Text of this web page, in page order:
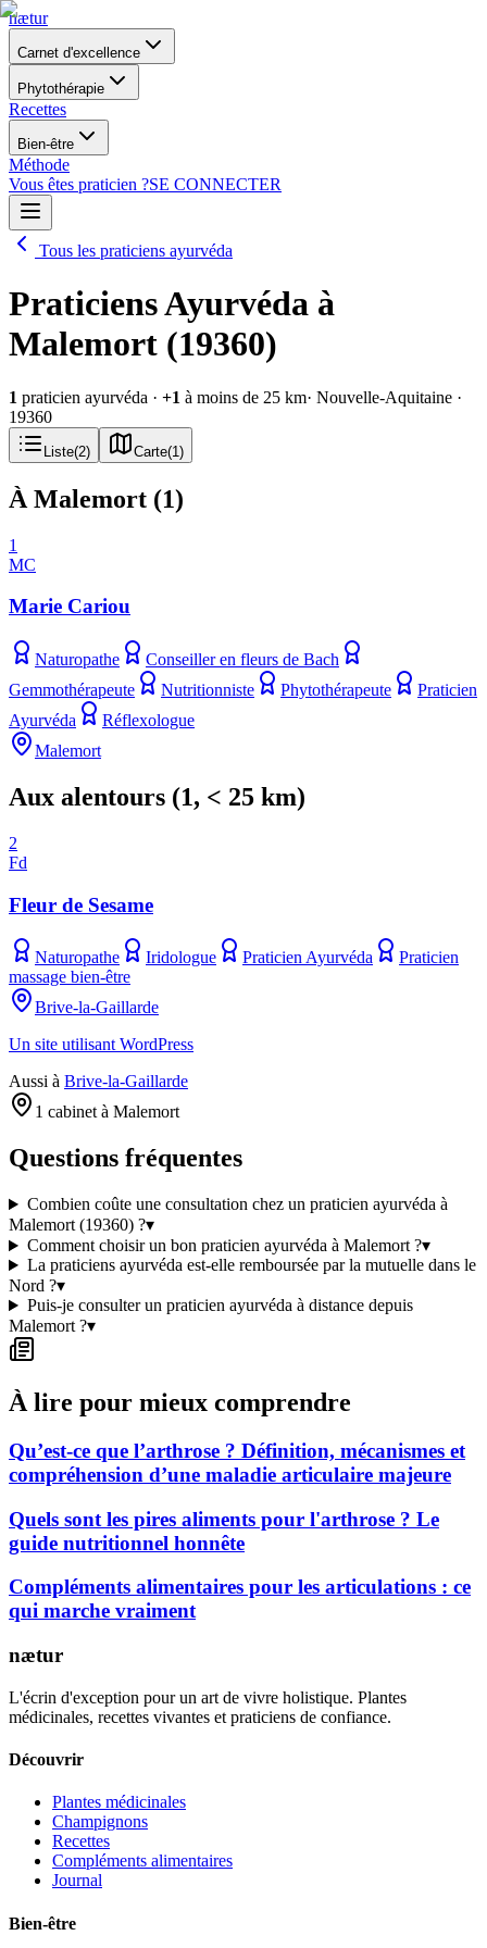
nætur
Carnet d'excellence
Phytothérapie
Recettes
Bien-être
Méthode
Vous êtes praticien ?SE CONNECTER
Tous les praticiens ayurvéda
Praticiens Ayurvéda à
Malemort (19360)
1 praticien ayurvéda · +1 à moins de 25 km· Nouvelle-Aquitaine ·
19360
Liste(2) Carte(1 )
À Malemort (1)
1
MC
Marie Cariou
Naturopathe
Conseiller en fleurs de Bach
Gemmothérapeute
Nutritionniste Phytothérapeute
Praticien
Ayurvéda
Réflexologue
Malemort
Aux alentours (1, < 25 km)
2
Fd
Fleur de Sesame
Naturopathe Iridologue Praticien Ayurvéda
Praticien
massage bien-être
Brive-la-Gaillarde
Un site utilisant WordPress
Aussi à Brive-la-Gaillarde
1 cabinet à Malemort
Questions fréquentes
Combien coûte une consultation chez un praticien ayurvéda à
Malemort (19360) ?▾
Comment choisir un bon praticien ayurvéda à Malemort ?▾
La praticiens ayurvéda est-elle remboursée par la mutuelle dans le
Nord ?▾
Puis-je consulter un praticien ayurvéda à distance depuis
Malemort ?▾
À lire pour mieux comprendre
Qu’est-ce que l’arthrose ? Définition, mécanismes et
compréhension d’une maladie articulaire majeure
Quels sont les pires aliments pour l'arthrose ? Le
guide nutritionnel honnête
Compléments alimentaires pour les articulations : ce
qui marche vraiment
nætur
L'écrin d'exception pour un art de vivre holistique. Plantes
médicinales, recettes vivantes et praticiens de confiance.
Découvrir
Plantes médicinales
Champignons
Recettes
Compléments alimentaires
Journal
Bien-être